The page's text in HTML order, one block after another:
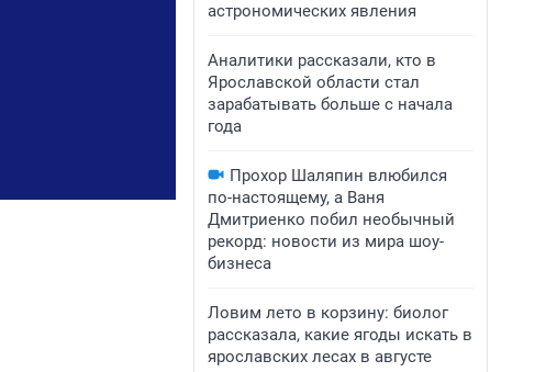
астрономических явления
Аналитики рассказали, кто в
Ярославской области стал
зарабатывать больше с начала
года
Прохор Шаляпин влюбился
по-настоящему, а Ваня
Дмитриенко побил необычный
рекорд: новости из мира шоу-
бизнеса
Ловим лето в корзину: биолог
рассказала, какие ягоды искать в
ярославских лесах в августе